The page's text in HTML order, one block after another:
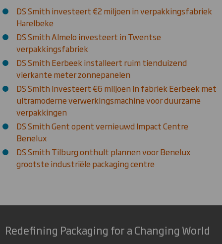
DS Smith investeert €2 miljoen in verpakkingsfabriek
Harelbeke
DS Smith Almelo investeert in Twentse
verpakkingsfabriek
DS Smith Eerbeek installeert ruim tienduizend
vierkante meter zonnepanelen
DS Smith investeert €6 miljoen in fabriek Eerbeek met
ultramoderne verwerkingsmachine voor duurzame
verpakkingen
DS Smith Gent opent vernieuwd Impact Centre
Benelux
DS Smith Tilburg onthult plannen voor Benelux
grootste industriële packaging centre
Redefining Packaging for a Changing World